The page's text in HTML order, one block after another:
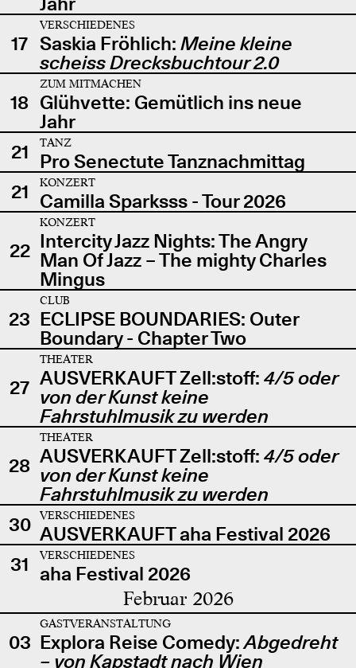
17
VERSCHIEDENES
Saskia Fröhlich: Meine kleine
scheiss Drecksbuchtour 2.0
18
ZUM MITMACHEN
Glühvette: Gemütlich ins neue
Jahr
21
TANZ
Pro Senectute Tanznachmittag
21
KONZERT
Camilla Sparksss - Tour 2026
22
KONZERT
Intercity Jazz Nights: The Angry
Man Of Jazz – The mighty Charles
Mingus
23
CLUB
ECLIPSE BOUNDARIES: Outer
Boundary - Chapter Two
27
THEATER
AUSVERKAUFT Zell:stoff: 4/5 oder
von der Kunst keine
Fahrstuhlmusik zu werden
28
THEATER
AUSVERKAUFT Zell:stoff: 4/5 oder
von der Kunst keine
Fahrstuhlmusik zu werden
30
VERSCHIEDENES
AUSVERKAUFT aha Festival 2026
31
VERSCHIEDENES
aha Festival 2026
Februar 2026
03
GASTVERANSTALTUNG
Explora Reise Comedy:Abgedreht
– von Kapstadt nach Wien